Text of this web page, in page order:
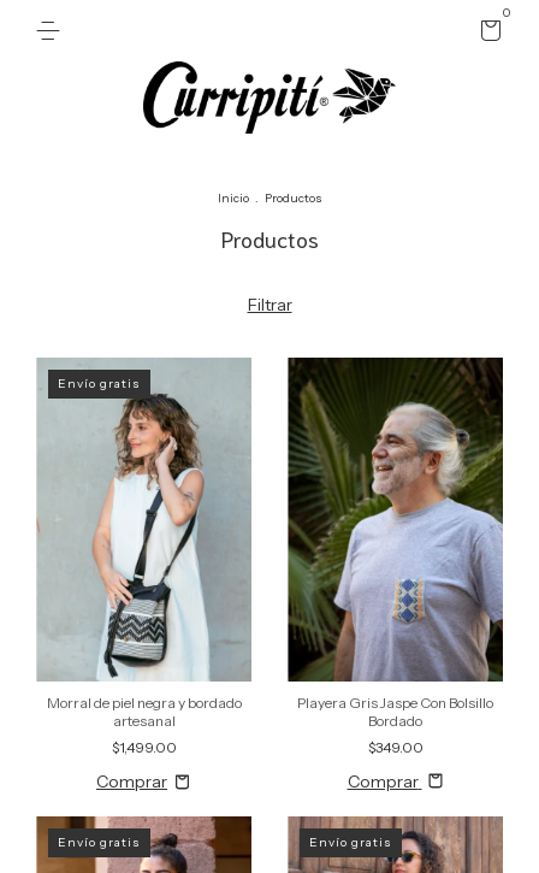
0
Inicio . Productos
Productos
Filtrar
Envío gratis
Morral de piel negra y bordado
artesanal
$1,499.00
Playera Gris Jaspe Con Bolsillo
Bordado
$349.00
Comprar
Envío gratis Envío gratis